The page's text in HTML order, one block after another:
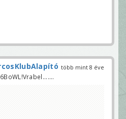
több mint 8 éve